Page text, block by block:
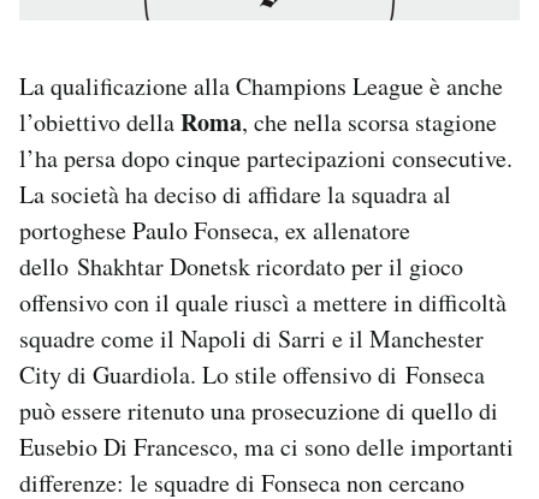
La qualificazione alla Champions League è anche
l’obiettivo dellaRoma, che nella scorsa stagione
l’ha persa dopo cinque partecipazioni consecutive.
La società ha deciso di affidare la squadra al
portoghese Paulo Fonseca, ex allenatore
dello Shakhtar Donetsk ricordato per il gioco
offensivo con il quale riuscì a mettere in difficoltà
squadre come il Napoli di Sarri e il Manchester
City di Guardiola. Lo stile offensivo di Fonseca
può essere ritenuto una prosecuzione di quello di
Eusebio Di Francesco, ma ci sono delle importanti
differenze: le squadre di Fonseca non cercano